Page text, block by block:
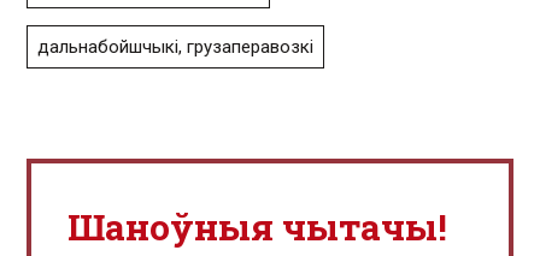
дальнабойшчыкі, грузаперавозкі
Шаноўныя чытачы!